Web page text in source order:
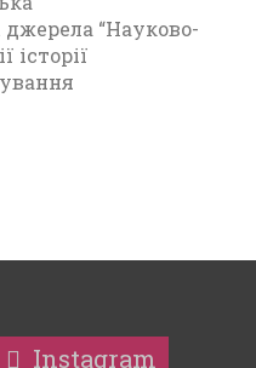
джерела “Науково-
історії
Instagram